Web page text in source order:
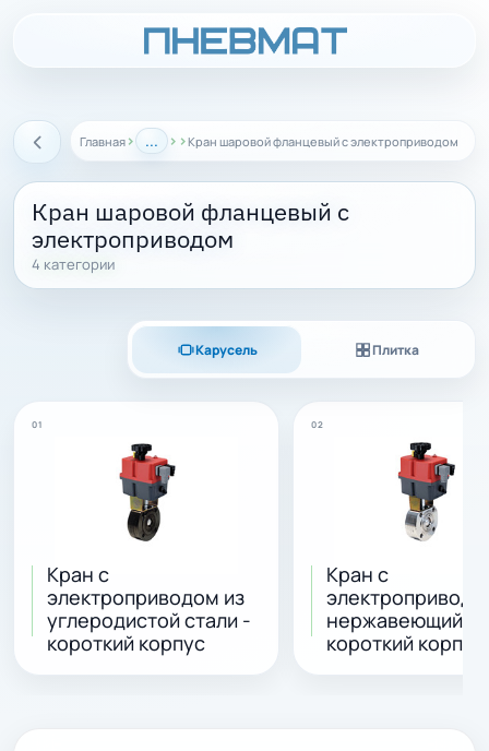
Назад Главная › ... › ›Кран шаровой фланцевый с электроприводом
Кран шаровой фланцевый с
электроприводом
4 категории
Карусель Плитка
01
Кран с
электроприводом из
углеродистой стали -
короткий корпус
02
Кран с
нержавеющий -
короткий корпус